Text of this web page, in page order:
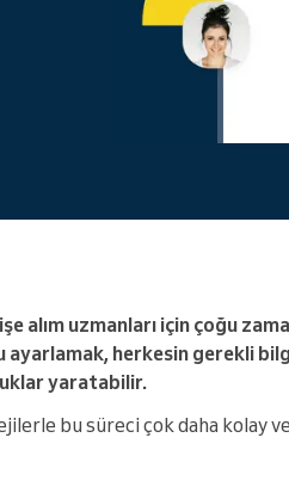
alım uzmanları için çoğu
herkesin gerekli
yaratabilir.
bu süreci çok daha kolay